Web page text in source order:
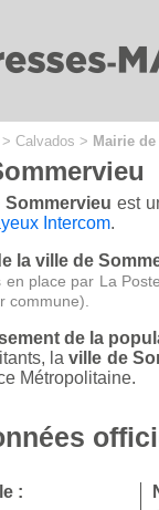
> Calvados > Mairie
est
Intercom.
la ville de
en place par La
commune).
de la
laville de
Métropolitaine.
: